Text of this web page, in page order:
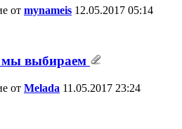
от mynameis 12.05.2017 05:14
мы выбираем
от Melada 11.05.2017 23:24